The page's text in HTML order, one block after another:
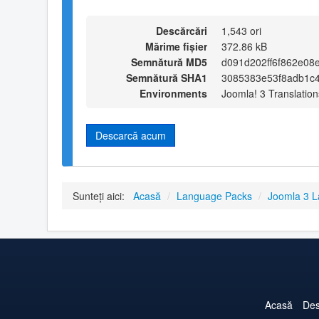
Descărcări
1,543 ori
Mărime fișier
372.86 kB
Semnătură MD5
Semnătură SHA1
Environments
Joomla! 3
Descarcă acum
Sunteți aici: Acasă / Language Packs / Joomla 3
Acasă